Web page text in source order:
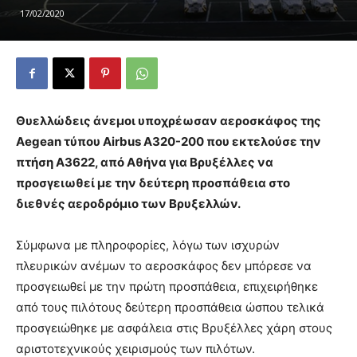
17/02/2020
Θυελλώδεις άνεμοι υποχρέωσαν αεροσκάφος της
Αegean τύπου Airbus A320-200 που εκτελούσε την
πτήση Α3622, από Αθήνα για Βρυξέλλες να
προσγειωθεί με την δεύτερη προσπάθεια στο
διεθνές αεροδρόμιο των Βρυξελλών.
Σύμφωνα με πληροφορίες, λόγω των ισχυρών
πλευρικών ανέμων το αεροσκάφος δεν μπόρεσε να
προσγειωθεί με την πρώτη προσπάθεια, επιχειρήθηκε
από τους πιλότους δεύτερη προσπάθεια ώσπου τελικά
προσγειώθηκε με ασφάλεια στις Βρυξέλλες χάρη στους
αριστοτεχνικούς χειρισμούς των πιλότων.